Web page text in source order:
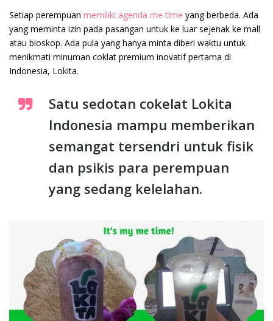
Setiap perempuan memiliki agenda me time yang berbeda. Ada
yang meminta izin pada pasangan untuk ke luar sejenak ke mall
atau bioskop. Ada pula yang hanya minta diberi waktu untuk
menikmati minuman coklat premium inovatif pertama di
Indonesia, Lokita.
Satu sedotan cokelat Lokita
Indonesia mampu memberikan
semangat tersendri untuk fisik
dan psikis para perempuan
yang sedang kelelahan.